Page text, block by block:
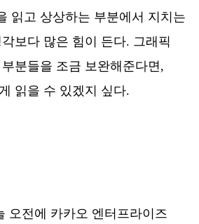
읽고 상상하는 부분에서 지치는
보다 많은 힘이 든다. 그래픽
분들을 조금 보완해준다면,
읽을 수 있겠지 싶다.
오전에 카카오 엔터프라이즈